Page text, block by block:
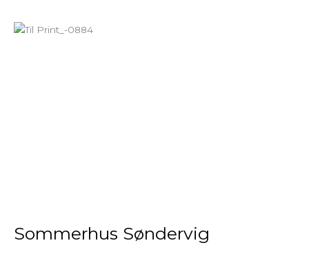
Sommerhus Søndervig